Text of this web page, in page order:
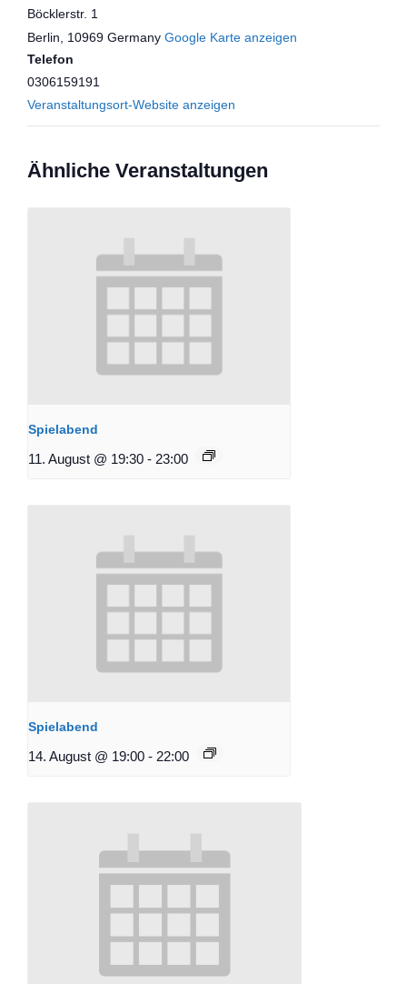
Böcklerstr. 1
Berlin
10969 Germany Google Karte anzeigen
Telefon
0306159191
Veranstaltungsort-Website anzeigen
Ähnliche Veranstaltungen
Spielabend
11. August @ 19:30 - 23:00
Spielabend
14. August @ 19:00 - 22:00